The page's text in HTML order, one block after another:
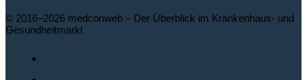
© 2016–2026 medconweb – Der Überblick im Krankenhaus- und
Gesundheitmarkt